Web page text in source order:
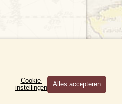
Cookie-
instellingen